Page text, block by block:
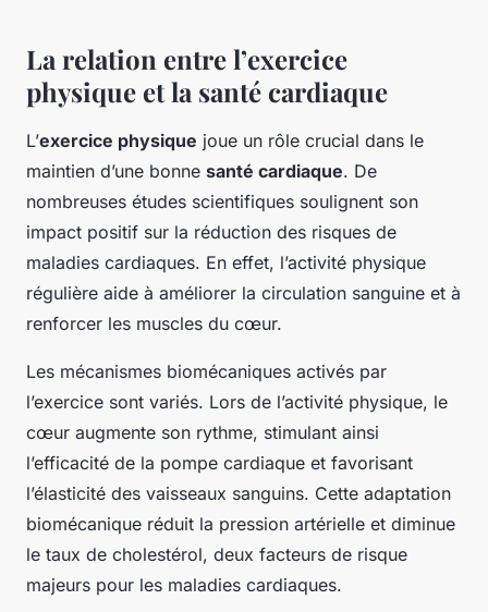
La relation entre l’exercice
physique et la santé cardiaque
L’exercice physique joue un rôle crucial dans le
maintien d’une bonne santé cardiaque. De
nombreuses études scientifiques soulignent son
impact positif sur la réduction des risques de
maladies cardiaques. En effet, l’activité physique
régulière aide à améliorer la circulation sanguine et à
renforcer les muscles du cœur.
Les mécanismes biomécaniques activés par
l’exercice sont variés. Lors de l’activité physique, le
cœur augmente son rythme, stimulant ainsi
l’efficacité de la pompe cardiaque et favorisant
l’élasticité des vaisseaux sanguins. Cette adaptation
biomécanique réduit la pression artérielle et diminue
le taux de cholestérol, deux facteurs de risque
majeurs pour les maladies cardiaques.